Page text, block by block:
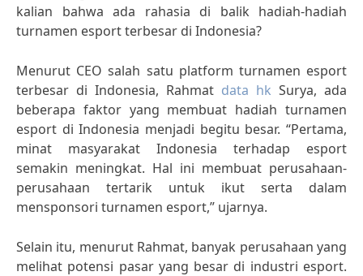
kalian bahwa ada rahasia di balik hadiah-hadiah
turnamen esport terbesar di Indonesia?
Menurut CEO salah satu platform turnamen esport
terbesar di Indonesia, Rahmat data hk Surya, ada
beberapa faktor yang membuat hadiah turnamen
esport di Indonesia menjadi begitu besar. “Pertama,
minat masyarakat Indonesia terhadap esport
semakin meningkat. Hal ini membuat perusahaan-
perusahaan tertarik untuk ikut serta dalam
mensponsori turnamen esport,” ujarnya.
Selain itu, menurut Rahmat, banyak perusahaan yang
melihat potensi pasar yang besar di industri esport.